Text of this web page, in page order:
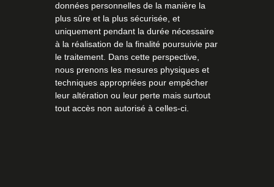
données personnelles de la manière la
plus sûre et la plus sécurisée, et
uniquement pendant la durée nécessaire
à la réalisation de la finalité poursuivie par
le traitement. Dans cette perspective,
nous prenons les mesures physiques et
techniques appropriées pour empêcher
leur altération ou leur perte mais surtout
tout accès non autorisé à celles-ci.